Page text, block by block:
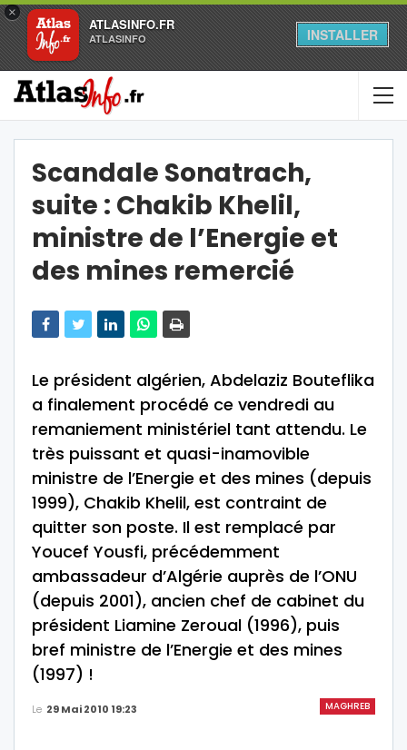
×
ATLASINFO.FR
ATLASINFO INSTALLER
Scandale Sonatrach,
suite : Chakib Khelil,
ministre de l’Energie et
des mines remercié
Le président algérien, Abdelaziz Bouteflika
a finalement procédé ce vendredi au
remaniement ministériel tant attendu. Le
très puissant et quasi-inamovible
ministre de l’Energie et des mines (depuis
1999), Chakib Khelil, est contraint de
quitter son poste. Il est remplacé par
Youcef Yousfi, précédemment
ambassadeur d’Algérie auprès de l’ONU
(depuis 2001), ancien chef de cabinet du
président Liamine Zeroual (1996), puis
bref ministre de l’Energie et des mines
(1997) !
MAGHREB
Le 29 Mai 2010 19:23